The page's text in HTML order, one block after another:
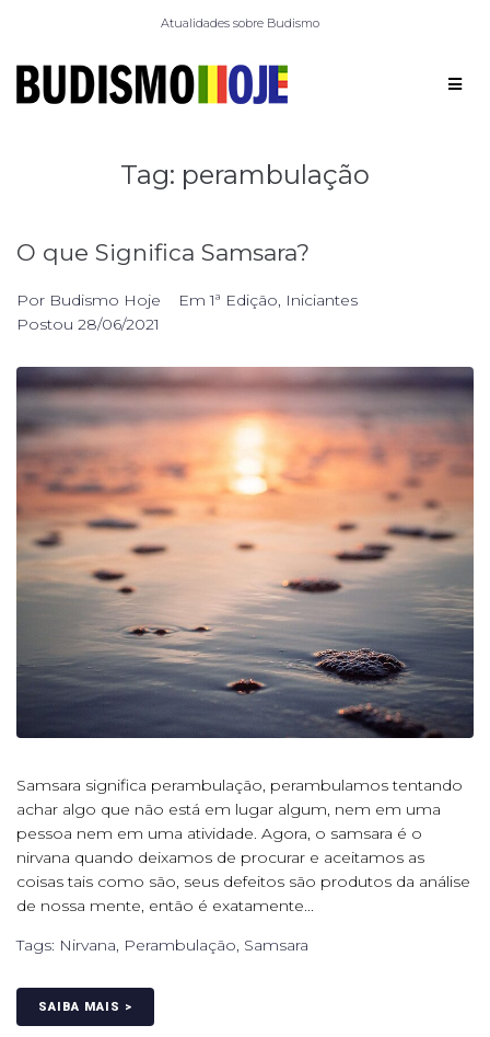
Atualidades sobre Budismo
Tag: perambulação
O que Significa Samsara?
Por Budismo Hoje Em1ª Edição, Iniciantes
Postou 28/06/2021
Samsara significa perambulação, perambulamos tentando
achar algo que não está em lugar algum, nem em uma
pessoa nem em uma atividade. Agora, o samsara é o
nirvana quando deixamos de procurar e aceitamos as
coisas tais como são, seus defeitos são produtos da análise
de nossa mente, então é exatamente...
Tags: Nirvana, Perambulação, Samsara
SAIBA MAIS >